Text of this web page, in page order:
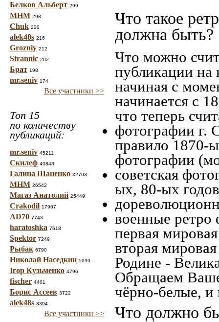
Белков Альберт 299
МНМ 298
Chuk 220
alek48s 216
Grozniy 212
Strannic 202
Брат 198
mr.seniv 174
Все участники >>
Топ 15
по количеству
публикаций:
mr.seniv 45211
Скилеф 40848
Галина Шаненко 32703
МНМ 26542
Магаз Анатолий 25449
Crakodil 17967
AD70 7743
haratoshka 7618
Spektor 7249
Рыбак 6790
Николай Наседкин 5090
Ігор Кузьменко 4796
fischer 4401
Борис Ассеев 3722
alek48s 3394
Все участники >>
Что такое
должна быть?
Что можно
публикации
начиная c
начинается с
что теперь
фотографии г.
правило 1870-
фотографии
советская
ых, 80-ых
военные ретро
первая
вторая
Родине -
Обращаем
чёрно-белые, и
Что должно